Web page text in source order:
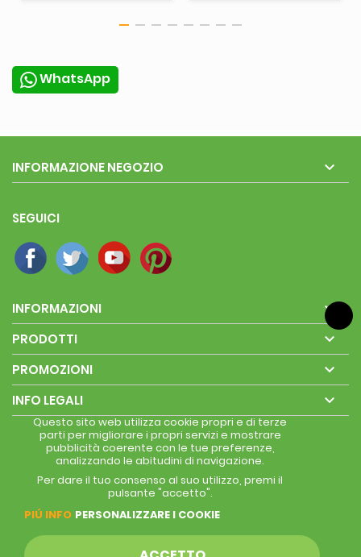
WhatsApp
INFORMAZIONE NEGOZIO 
SEGUICI
INFORMAZIONI 
PRODOTTI 
PROMOZIONI 
INFO LEGALI 
Questo sito web utilizza cookie propri e di terze
parti per migliorare i propri servizi e mostrare
pubblicità coerente con le tue preferenze,
analizzando le abitudini di navigazione.
Per dare il tuo consenso al suo utilizzo, premi il
pulsante "accetto".
PIÚ INFO PERSONALIZZARE I COOKIE